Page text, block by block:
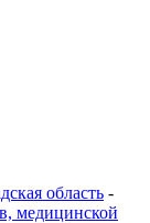
область -
медицинской